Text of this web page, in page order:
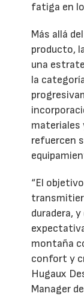
fatiga en
Más allá
producto,
una
la
materiales
refuercen
“El
duradera,
montaña
confort y
Hugaux
Manager